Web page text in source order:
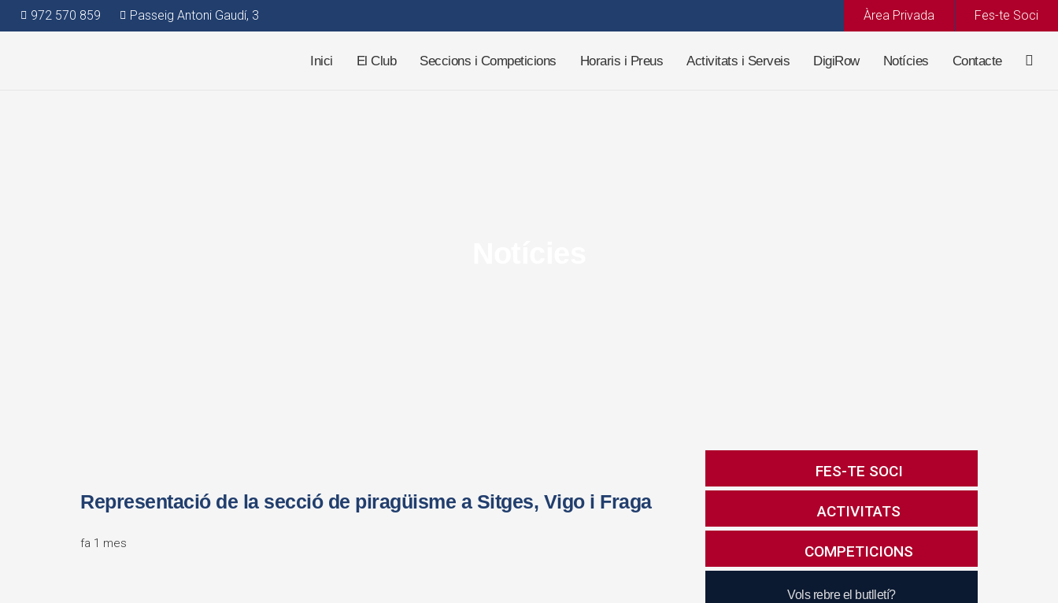
972 570 859 Passeig Antoni Gaudí, 3 Àrea Privada Fes-te Soci
Inici El Club Seccions i Competicions Horaris i Preus Activitats i Serveis DigiRow Notícies Contacte
Representació de la secció de piragüisme a Sitges, Vigo i Fraga
fa 1 mes
FES-TE SOCI
ACTIVITATS
COMPETICIONS
Vols rebre el butlletí?